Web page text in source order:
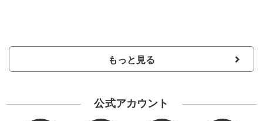
もっと見る
公式アカウント